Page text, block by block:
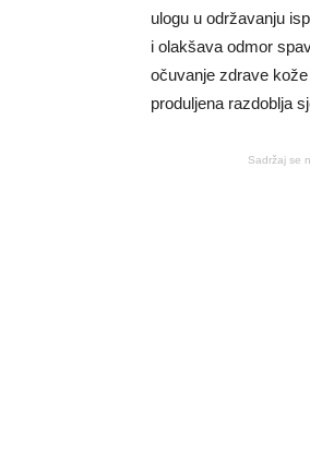
ulogu u održavanju
i olakšava odmor
očuvanje zdrave
produljena razdoblja
Sadržaj se